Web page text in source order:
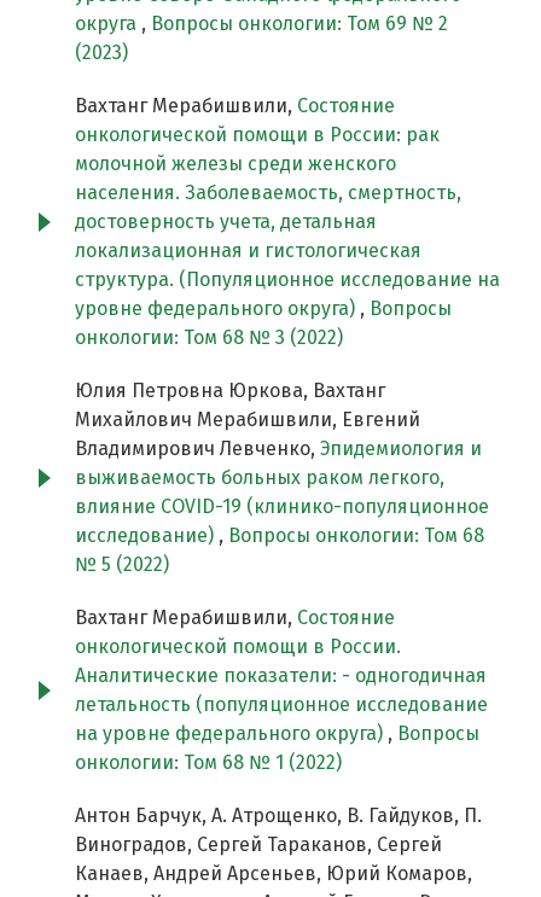
округа , Вопросы онкологии: Том 69 № 2
(2023)
Вахтанг Мерабишвили, Состояние
онкологической помощи в России: рак
молочной железы среди женского
населения. Заболеваемость, смертность,
достоверность учета, детальная
локализационная и гистологическая
структура. (Популяционное исследование на
уровне федерального округа) , Вопросы
онкологии: Том 68 № 3 (2022)
Юлия Петровна Юркова, Вахтанг
Михайлович Мерабишвили, Евгений
Владимирович Левченко, Эпидемиология и
выживаемость больных раком легкого,
влияние COVID-19 (клинико-популяционное
исследование) , Вопросы онкологии: Том 68
№ 5 (2022)
Вахтанг Мерабишвили, Состояние
онкологической помощи в России.
Аналитические показатели: - одногодичная
летальность (популяционное исследование
на уровне федерального округа) , Вопросы
онкологии: Том 68 № 1 (2022)
Антон Барчук, А. Атрощенко, В. Гайдуков, П.
Виноградов, Сергей Тараканов, Сергей
Канаев, Андрей Арсеньев, Юрий Комаров,